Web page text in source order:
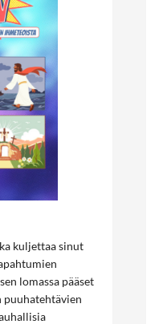
kuljettaa sinut
lomassa pääset